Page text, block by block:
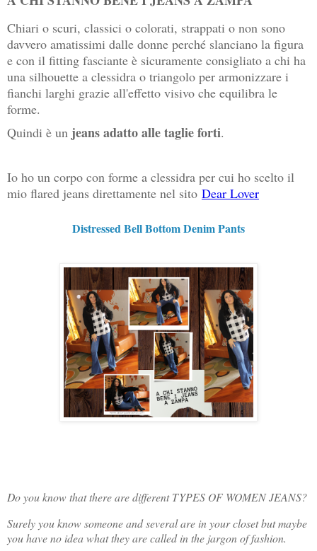
Chiari o scuri, classici o colorati, strappati o non sono
davvero amatissimi dalle donne perché slanciano la figura
e con il fitting fasciante è sicuramente consigliato a chi ha
una silhouette a clessidra o triangolo per armonizzare i
fianchi larghi grazie all'effetto visivo che equilibra le
forme.
Quindi è un jeans adatto alle taglie forti.
Io ho un corpo con forme a clessidra per cui ho scelto il
mio flared jeans direttamente nel sito Dear Lover
Distressed Bell Bottom Denim Pants
Do you know that there are different TYPES OF WOMEN JEANS?
Surely you know someone and several are in your closet but maybe
you have no idea what they are called in the jargon of fashion.